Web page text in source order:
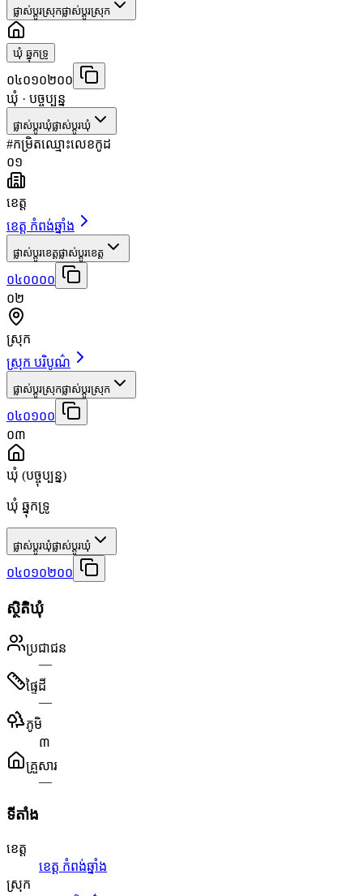
ផ្លាស់ប្តូរស្រុកផ្លាស់ប្តូរស្រុក
ឃុំ ឆ្នុកទ្រូ
០៤០១០២០០
ឃុំ · បច្ចុប្បន្ន
ផ្លាស់ប្តូរឃុំផ្លាស់ប្តូរឃុំ
#កម្រិតឈ្មោះលេខកូដ
០១
ខេត្ត
ខេត្ត កំពង់ឆ្នាំង
ផ្លាស់ប្តូរខេត្តផ្លាស់ប្តូរខេត្ត
០៤០០០០
០២
ស្រុក
ស្រុក បរិបូណ៌
ផ្លាស់ប្តូរស្រុកផ្លាស់ប្តូរស្រុក
០៤០១០០
០៣
ឃុំ (បច្ចុប្បន្ន)
ឃុំ ឆ្នុកទ្រូ
ផ្លាស់ប្តូរឃុំផ្លាស់ប្តូរឃុំ
០៤០១០២០០
ស្ថិតិឃុំ
ប្រជាជន
—
ផ្ទៃដី
—
ភូមិ
៣
គ្រួសារ
—
ទីតាំង
ខេត្ត
ខេត្ត កំពង់ឆ្នាំង
ស្រុក